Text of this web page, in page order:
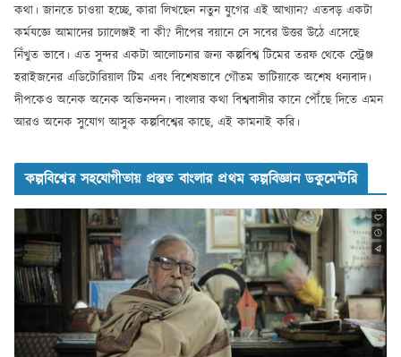
কথা। জানতে চাওয়া হচ্ছে, কারা লিখছেন নতুন যুগের এই আখ্যান? এতবড় একটা
কর্মযজ্ঞে আমাদের চ্যালেঞ্জই বা কী? দীপের বয়ানে সে সবের উত্তর উঠে এসেছে
নিঁখুত ভাবে। এত সুন্দর একটা আলোচনার জন্য কল্পবিশ্ব টিমের তরফ থেকে স্ট্রেঞ্জ
হরাইজনের এডিটোরিয়াল টিম এবং বিশেষভাবে গৌতম ভাটিয়াকে অশেষ ধন্যবাদ।
দীপকেও অনেক অনেক অভিনন্দন। বাংলার কথা বিশ্ববাসীর কানে পৌঁছে দিতে এমন
আরও অনেক সুযোগ আসুক কল্পবিশ্বের কাছে, এই কামনাই করি।
কল্পবিশ্বের সহযোগীতায় প্রস্তুত বাংলার প্রথম কল্পবিজ্ঞান ডকুমেন্টরি